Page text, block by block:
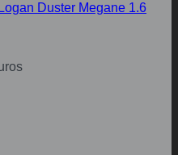
Duster Megane 1.6